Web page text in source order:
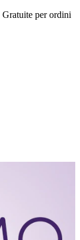
Gratuite perordini